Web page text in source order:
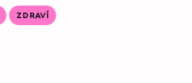
ZDRAVÍ